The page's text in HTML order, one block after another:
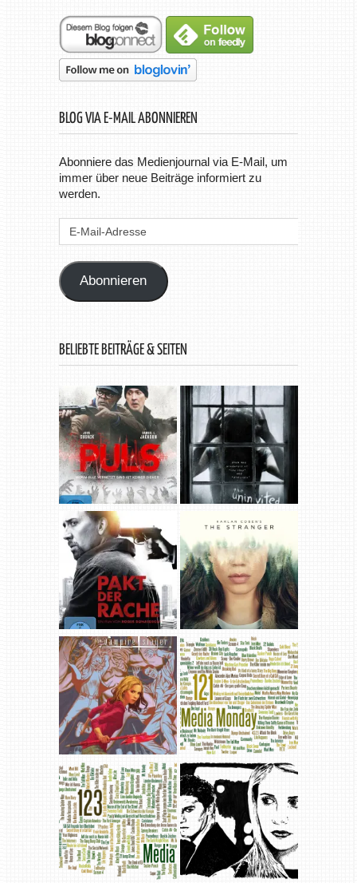
BLOG VIA E-MAIL ABONNIEREN
Abonniere das Medienjournal via E-Mail, um
immer über neue Beiträge informiert zu
werden.
Abonnieren
BELIEBTE BEITRÄGE & SEITEN